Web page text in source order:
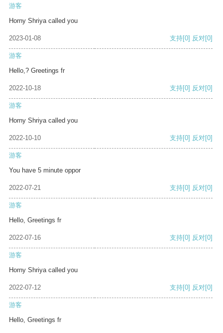
游客
Horny Shriya called you
2023-01-08 支持[0] 反对[0]
游客
Hello,? Greetings fr
2022-10-18 支持[0] 反对[0]
游客
Horny Shriya called you
2022-10-10 支持[0] 反对[0]
游客
You have 5 minute oppor
2022-07-21 支持[0] 反对[0]
游客
Hello, Greetings fr
2022-07-16 支持[0] 反对[0]
游客
Horny Shriya called you
2022-07-12 支持[0] 反对[0]
游客
Hello, Greetings fr